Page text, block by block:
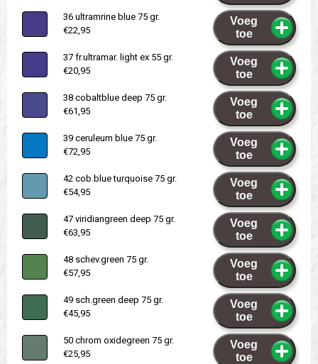
36 ultramrine blue 75 gr.
€22,95
Voeg
toe
37 fr.ultramar. light ex 55 gr.
€20,95
Voeg
toe
38 cobaltblue deep 75 gr.
€61,95
Voeg
toe
39 ceruleum blue 75 gr.
€72,95
Voeg
toe
42 cob.blue turquoise 75 gr.
€54,95
Voeg
toe
47 viridiangreen deep 75 gr.
€63,95
Voeg
toe
48 schev.green 75 gr.
€57,95
Voeg
toe
49 sch.green deep 75 gr.
€45,95
Voeg
toe
50 chrom oxidegreen 75 gr.
€25,95
Voeg
toe